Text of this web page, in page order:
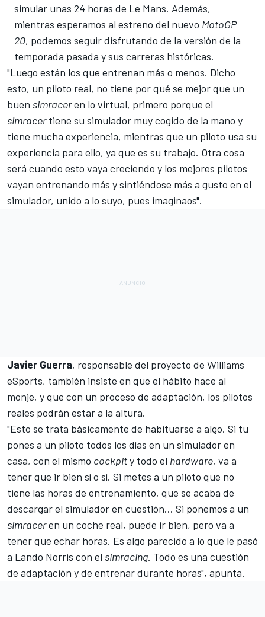
simular unas 24 horas de Le Mans. Además,
mientras esperamos al estreno del nuevo MotoGP
20, podemos seguir disfrutando de la versión de la
temporada pasada y sus carreras históricas.
"Luego están los que entrenan más o menos. Dicho
esto, un piloto real, no tiene por qué se mejor que un
buen simraceren lo virtual, primero porque el
simracertiene su simulador muy cogido de la mano y
tiene mucha experiencia, mientras que un piloto usa su
experiencia para ello, ya que es su trabajo. Otra cosa
será cuando esto vaya creciendo y los mejores pilotos
vayan entrenando más y sintiéndose más a gusto en el
simulador, unido a lo suyo, pues imaginaos".
Javier Guerra, responsable del proyecto de Williams
eSports, también insiste en que el hábito hace al
monje, y que con un proceso de adaptación, los pilotos
reales podrán estar a la altura.
"Esto se trata básicamente de habituarse a algo. Si tu
pones a un piloto todos los días en un simulador en
casa, con el mismo cockpity todo el hardware, va a
tener que ir bien sí o sí. Si metes a un piloto que no
tiene las horas de entrenamiento, que se acaba de
descargar el simulador en cuestión... Si ponemos a un
simraceren un coche real, puede ir bien, pero va a
tener que echar horas. Es algo parecido a lo que le pasó
a Lando Norris con el simracing. Todo es una cuestión
de adaptación y de entrenar durante horas", apunta.